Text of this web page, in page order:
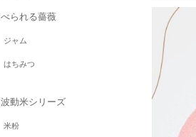
られる薔薇
ジャム
はちみつ
動米シリーズ
米粉